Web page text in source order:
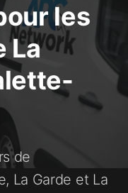
les
La
de
La Garde et La